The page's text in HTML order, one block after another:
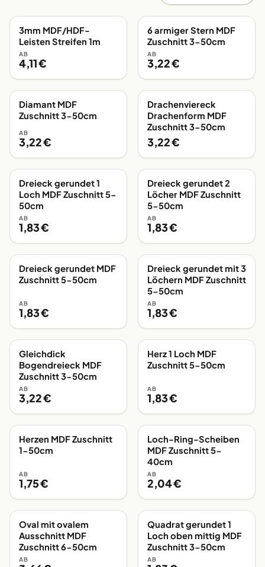
EIGENE FERTIGUNG
3mm MDF/HDF-
Leisten Streifen 1m
AB
4,11 €
EIGENE FERTIGUNG
6 armiger Stern MDF
Zuschnitt 3-50cm
AB
3,22 €
EIGENE FERTIGUNG
Diamant MDF
Zuschnitt 3-50cm
AB
3,22 €
EIGENE FERTIGUNG
Drachenviereck
Drachenform MDF
Zuschnitt 3-50cm
3,22 €
EIGENE FERTIGUNG
Dreieck gerundet 1
Loch MDF Zuschnitt 5-
50cm
AB
1,83 €
EIGENE FERTIGUNG
Dreieck gerundet 2
Löcher MDF Zuschnitt
5-50cm
AB
1,83 €
EIGENE FERTIGUNG
Dreieck gerundet MDF
Zuschnitt 5-50cm
AB
1,83 €
EIGENE FERTIGUNG
Dreieck gerundet mit 3
Löchern MDF Zuschnitt
5-50cm
AB
1,83 €
EIGENE FERTIGUNG
Gleichdick
Bogendreieck MDF
Zuschnitt 3-50cm
AB
3,22 €
EIGENE FERTIGUNG
Herz 1 Loch MDF
Zuschnitt 5-50cm
AB
1,83 €
EIGENE FERTIGUNG
Herzen MDF Zuschnitt
1-50cm
AB
1,75 €
EIGENE FERTIGUNG
Loch-Ring-Scheiben
MDF Zuschnitt 5-
40cm
AB
2,04 €
EIGENE FERTIGUNG
Oval mit ovalem
Ausschnitt MDF
Zuschnitt 6-50cm
AB
EIGENE FERTIGUNG
Quadrat gerundet 1
Loch oben mittig MDF
Zuschnitt 3-50cm
AB